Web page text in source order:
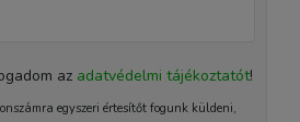
az adatvédelmi tájékoztatót!
egyszeri értesítőt fogunk küldeni,